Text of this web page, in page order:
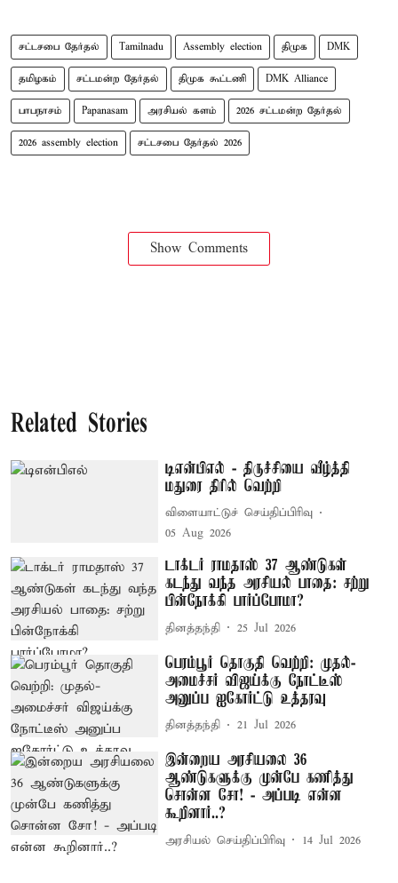
சட்டசபை தேர்தல் Tamilnadu Assembly election திமுக DMK
தமிழகம் சட்டமன்ற தேர்தல் திமுக கூட்டணி DMK Alliance
பாபநாசம் Papanasam அரசியல் களம் 2026 சட்டமன்ற தேர்தல்
2026 assembly election சட்டசபை தேர்தல் 2026
Show Comments
Related Stories
டிஎன்பிஎல் - திருச்சியை வீழ்த்தி
மதுரை திரில் வெற்றி
விளையாட்டுச் செய்திப்பிரிவு
05 Aug 2026
டாக்டர் ராமதாஸ் 37 ஆண்டுகள்
கடந்து வந்த அரசியல் பாதை: சற்று
பின்நோக்கி பார்ப்போமா?
தினத்தந்தி 25 Jul 2026
பெரம்பூர் தொகுதி வெற்றி: முதல்-
அமைச்சர் விஜய்க்கு நோட்டீஸ்
அனுப்ப ஐகோர்ட்டு உத்தரவு
தினத்தந்தி 21 Jul 2026
இன்றைய அரசியலை 36
ஆண்டுகளுக்கு முன்பே கணித்து
சொன்ன சோ! - அப்படி என்ன
கூறினார்..?
அரசியல் செய்திப்பிரிவு 14 Jul 2026